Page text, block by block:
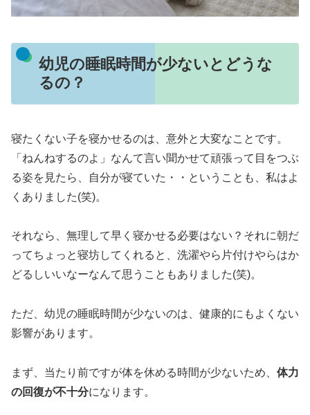
幼児の睡眠時間が少ないとどうな
るの？
寝たくない子を寝かせるのは、意外と大変なことです。
「ねんねするのよ」なんて言い聞かせて頑張って目をつぶ
る姿を見たら、自分が寝ていた・・ということも、私はよ
くありました(笑)。
それなら、無理して早く寝かせる必要はない？それに朝だ
ってちょっと寝坊してくれると、洗濯やら片付けやらはか
どるしいいなーなんて思うこともありました(笑)。
ただ、幼児の睡眠時間が少ないのは、健康的にもよくない
影響があります。
まず、当たり前ですが体を休める時間が少ないため、 体力
の回復が不十分になります。